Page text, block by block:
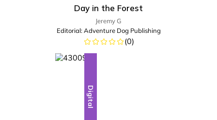
Day in the Forest
Jeremy G
Editorial: Adventure Dog Publishing
(0)
Digital